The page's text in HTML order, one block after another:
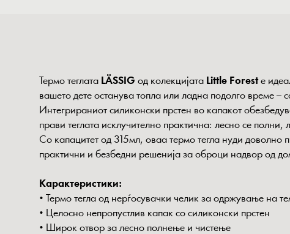
Термо теглата LÄSSIG од колекцијата Little Forestе
вашето дете останува топла или ладна подолго време
Интегрираниот силиконски прстен во капакот
прави теглата исклучително практична: лесно се
Со капацитет од 315мл, оваа термо тегла нуди
практични и безбедни решенија за оброци надвор од
Карактеристики:
• Термо тегла од нерѓосувачки челик за одржување на
• Целосно непропустлив капак со силиконски прстен
• Широк отвор за лесно полнење и чистење